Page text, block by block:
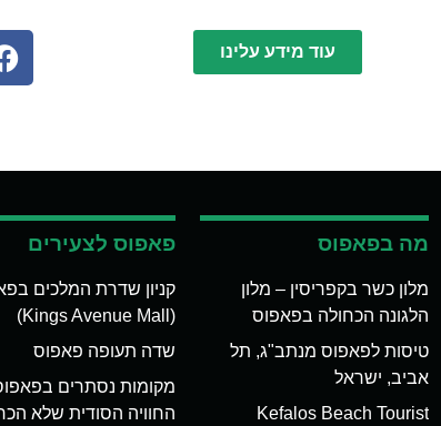
עוד מידע עלינו
מה בפאפוס
מלון כשר בקפריסין – מלון
הלגונה הכחולה בפאפוס
טיסות לפאפוס מנתב"ג, תל
אביב, ישראל
Kefalos Beach Tourist
פאפוס לצעירים
קניון שדרת המלכים
(Kings Avenue Mall)
שדה תעופה פאפוס
מקומות נסתרים
החוויה הסודית שלא